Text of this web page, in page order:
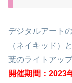
デジタルアート
（ネイキッド）
葉のライトアッ
開催期間：2023